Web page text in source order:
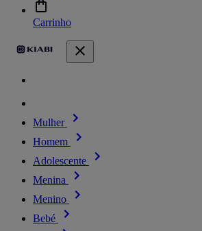
Carrinho
Mulher
Homem
Adolescente
Menina
Menino
Bebé